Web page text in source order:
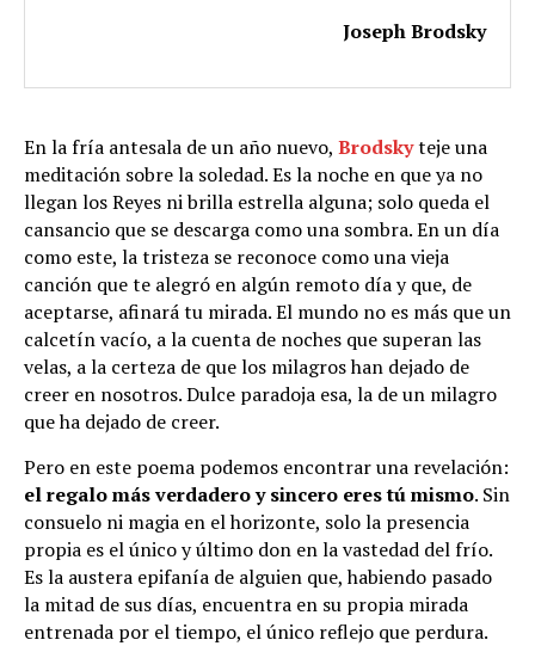
Joseph Brodsky
En la fría antesala de un año nuevo, Brodskyteje una
meditación sobre la soledad. Es la noche en que ya no
llegan los Reyes ni brilla estrella alguna; solo queda el
cansancio que se descarga como una sombra. En un día
como este, la tristeza se reconoce como una vieja
canción que te alegró en algún remoto día y que, de
aceptarse, afinará tu mirada. El mundo no es más que un
calcetín vacío, a la cuenta de noches que superan las
velas, a la certeza de que los milagros han dejado de
creer en nosotros. Dulce paradoja esa, la de un milagro
que ha dejado de creer.
Pero en este poema podemos encontrar una revelación:
el regalo más verdadero y sincero eres tú mismo. Sin
consuelo ni magia en el horizonte, solo la presencia
propia es el único y último don en la vastedad del frío.
Es la austera epifanía de alguien que, habiendo pasado
la mitad de sus días, encuentra en su propia mirada
entrenada por el tiempo, el único reflejo que perdura.